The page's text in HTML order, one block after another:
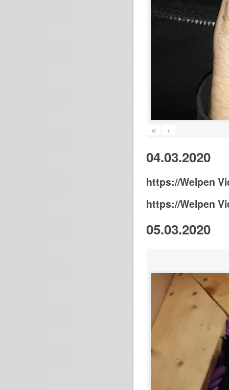
« ‹
04.03.2020
https://Welpen
https://Welpen
05.03.2020